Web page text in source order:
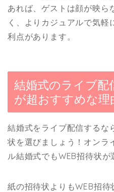
あれば、ゲストは顔が映ら
く、よりカジュアルで気軽
利点があります。
結婚式のライブ配
が超おすすめな理
結婚式をライブ配信するな
状を選びましょう！オンラ
ル結婚式でもWEB招待状が
紙の招待状よりもWEB招